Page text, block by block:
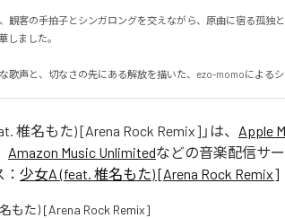
観客の手拍子とシンガロングを交えながら、原曲に宿る孤独
しました。
歌声と、切なさの先にある解放を描いた、ezo-momoによるシ
椎名もた) [Arena Rock Remix] 」は、 Apple
Amazon Music Unlimitedなどの音楽配信サ
少女A (feat. 椎名もた) [Arena Rock Remix]